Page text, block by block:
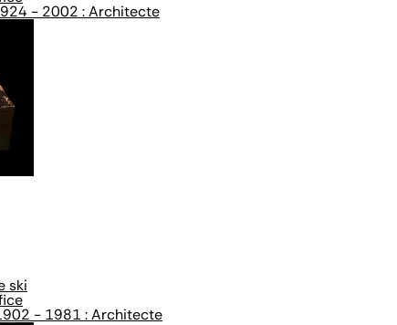
- 2002 : Architecte
ski
- 1981 : Architecte